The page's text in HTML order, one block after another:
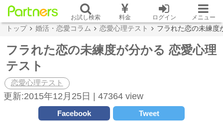
お試し検索 料金 ログイン メニュー
トップ 婚活・恋愛コラム 恋愛心理テスト フラれた恋の未練度
フラれた恋の未練度が分かる 恋愛心理
テスト
恋愛心理テスト
更新:2015年12月25日 | 47364 view
Facebook Tweet